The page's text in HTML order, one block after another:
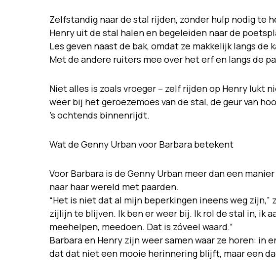
Zelfstandig naar de stal rijden, zonder hulp nodig te
Henry uit de stal halen en begeleiden naar de
Les geven naast de bak, omdat ze makkelijk langs
Met de andere ruiters mee over het erf en langs de
Niet alles is zoals vroeger – zelf rijden op Henry lukt
weer bij het geroezemoes van de stal, de geur van
’s ochtends binnenrijdt.
Wat de Genny Urban voor Barbara betekent
Voor Barbara is de Genny Urban meer dan een
naar haar wereld met paarden.
“Het is niet dat al mijn beperkingen ineens weg
zijlijn te blijven. Ik ben er weer bij. Ik rol de stal in, ik
meehelpen, meedoen. Dat is zóveel waard.”
Barbara en Henry zijn weer samen waar ze horen: in
dat dat niet een mooie herinnering blijft, maar een